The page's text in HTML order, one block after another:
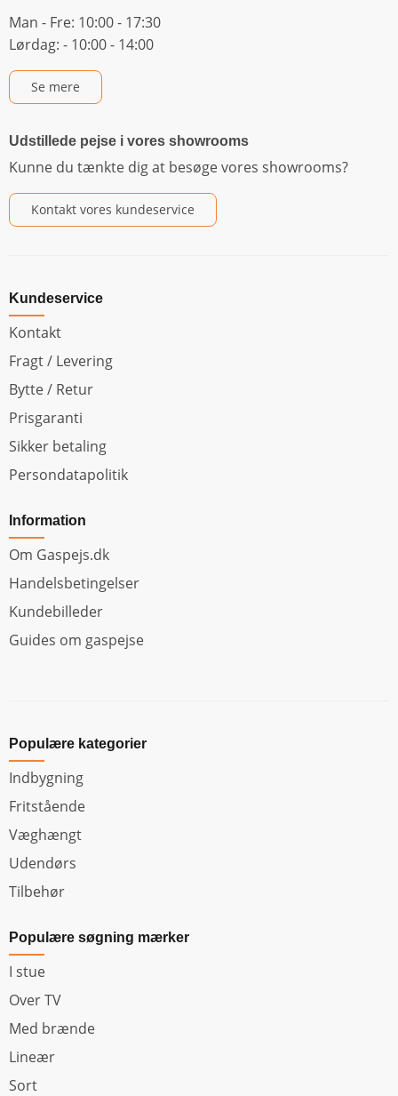
Man - Fre: 10:00 - 17:30
Lørdag: - 10:00 - 14:00
Se mere
Udstillede pejse i vores showrooms
Kunne du tænkte dig at besøge vores showrooms?
Kontakt vores kundeservice
Kundeservice
Kontakt
Fragt / Levering
Bytte / Retur
Prisgaranti
Sikker betaling
Persondatapolitik
Information
Om Gaspejs.dk
Handelsbetingelser
Kundebilleder
Guides om gaspejse
Populære kategorier
Indbygning
Fritstående
Væghængt
Udendørs
Tilbehør
Populære søgning mærker
I stue
Over TV
Med brænde
Lineær
Sort